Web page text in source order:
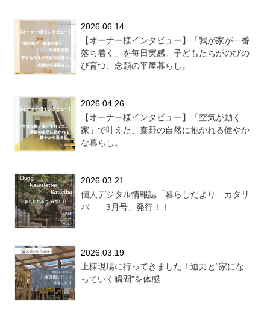
2026.06.14
【オーナー様インタビュー】「我が家が一番
落ち着く」を毎日実感。子どもたちがのびの
び育つ、念願の平屋暮らし。
2026.04.26
【オーナー様インタビュー】「空気が動く
家」で叶えた、秦野の自然に抱かれる健やか
な暮らし。
2026.03.21
個人デジタル情報誌「暮らしだより―カタリ
バ― 3月号」発行！！
2026.03.19
上棟現場に行ってきました！迫力と“家にな
っていく瞬間”を体感